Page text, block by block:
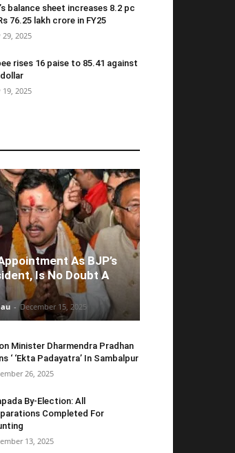
balance sheet increases 8.2 pc
76.25 lakh crore in FY25
29, 2025
rises 16 paise to 85.41 against
19, 2025
As BJP’s
Is No Doubt A
- December 15, 2025
Minister Dharmendra Pradhan
‘ ‘Ekta Padayatra’ In Sambalpur
26, 2025
By-Election: All
Completed For
13, 2025